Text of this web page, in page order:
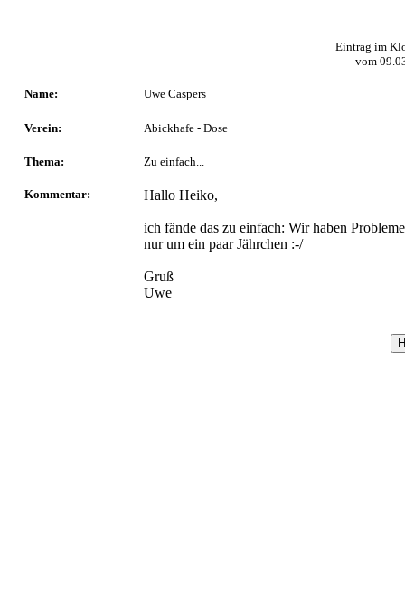
Eintrag im
vom
Name: Uwe Caspers
Verein: Abickhafe - Dose
Thema: Zu einfach...
Kommentar: Hallo Heiko,
ich fände das zu einfach: Wir haben
nur um ein paar Jährchen :-/
Gruß
Uwe